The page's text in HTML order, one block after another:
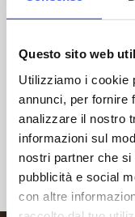
Questo sito web
Utilizziamo i cookie
annunci, per fornire
analizzare il nostro
informazioni sul
nostri partner che si
pubblicità e social
con altre
Diluente Acrilico